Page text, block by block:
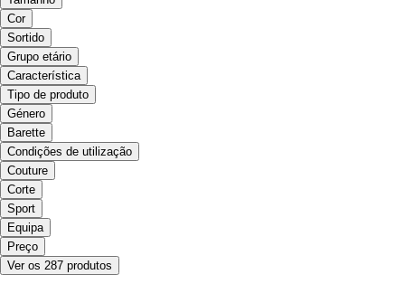
Cor
Sortido
Grupo etário
Característica
Tipo de produto
Género
Barette
Condições de utilização
Couture
Corte
Sport
Equipa
Preço
Ver os 287 produtos